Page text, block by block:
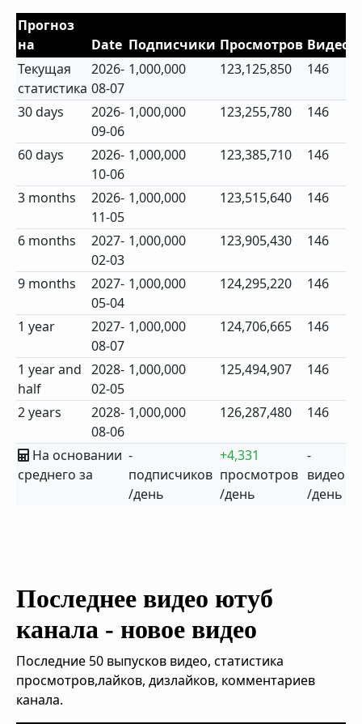
Прогноз
на
Date Подписчики Просмотров Видео
Текущая
статистика
2026-
08-07
1,000,000 123,125,850 146
30 days
2026-
09-06
1,000,000 123,255,780 146
60 days
2026-
10-06
1,000,000 123,385,710 146
3 months
2026-
11-05
1,000,000 123,515,640 146
6 months
2027-
02-03
1,000,000 123,905,430 146
9 months
2027-
05-04
1,000,000 124,295,220 146
1 year
2027-
08-07
1,000,000 124,706,665 146
1 year and
half
2028-
02-05
1,000,000 125,494,907 146
2 years
2028-
08-06
1,000,000 126,287,480 146
На основании
среднего за
-
подписчиков
/день
+4,331
просмотров
/день
-
видео
/день
Последнее видео ютуб
канала - новое видео
Последние 50 выпусков видео, статистика
просмотров,лайков, дизлайков, комментариев
канала.